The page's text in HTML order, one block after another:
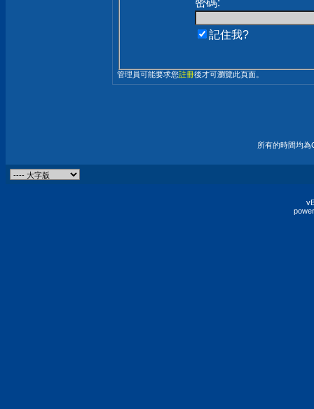
記住我?
管理員可能要求您註冊後才可瀏覽此頁面。
所有的時間均為